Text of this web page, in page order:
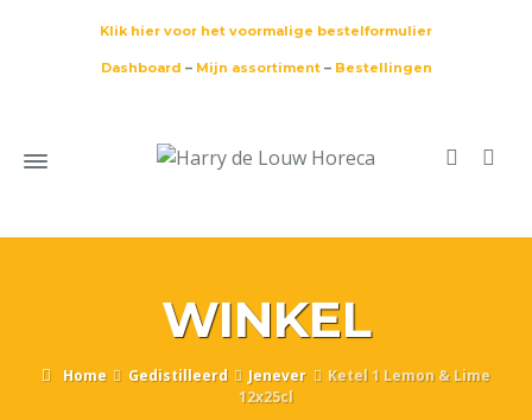
Klik hier voor het voormalige bestelformulier
Dashboard – Mijn assortiment– Bestellingen
WINKEL
Home Gedistilleerd Jenever
Ketel 1 Lemon & Lime
12x25cl